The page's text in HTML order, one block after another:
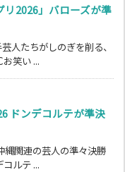
リ2026」バローズが準
人たちがしのぎを削る、
笑い ...
ドンデコルテが準決
縄関連の芸人の準々決勝
ルテ ...